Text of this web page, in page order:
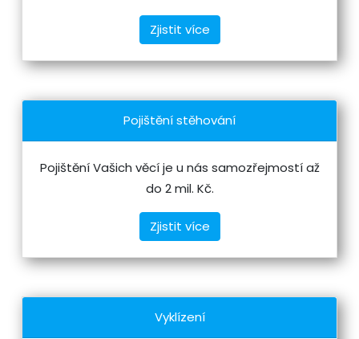
Zjistit více
Pojištění stěhování
Pojištění Vašich věcí je u nás samozřejmostí až
do 2 mil. Kč.
Zjistit více
Vyklízení